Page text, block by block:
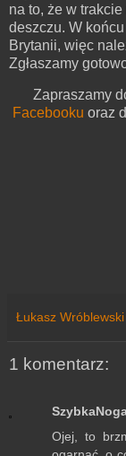
na to, że w
deszczu. W
Brytanii, więc
Zgłaszamy
Zapraszamy
Facebooku oraz
Łukasz Wróblewski
1 komentarz:
Ojej, to